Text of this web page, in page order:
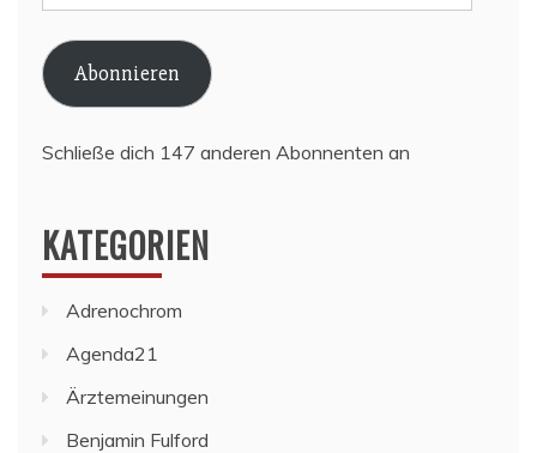
Mail-
Adresse
Abonnieren
Schließe dich 147 anderen Abonnenten an
KATEGORIEN
Adrenochrom
Agenda21
Ärztemeinungen
Benjamin Fulford